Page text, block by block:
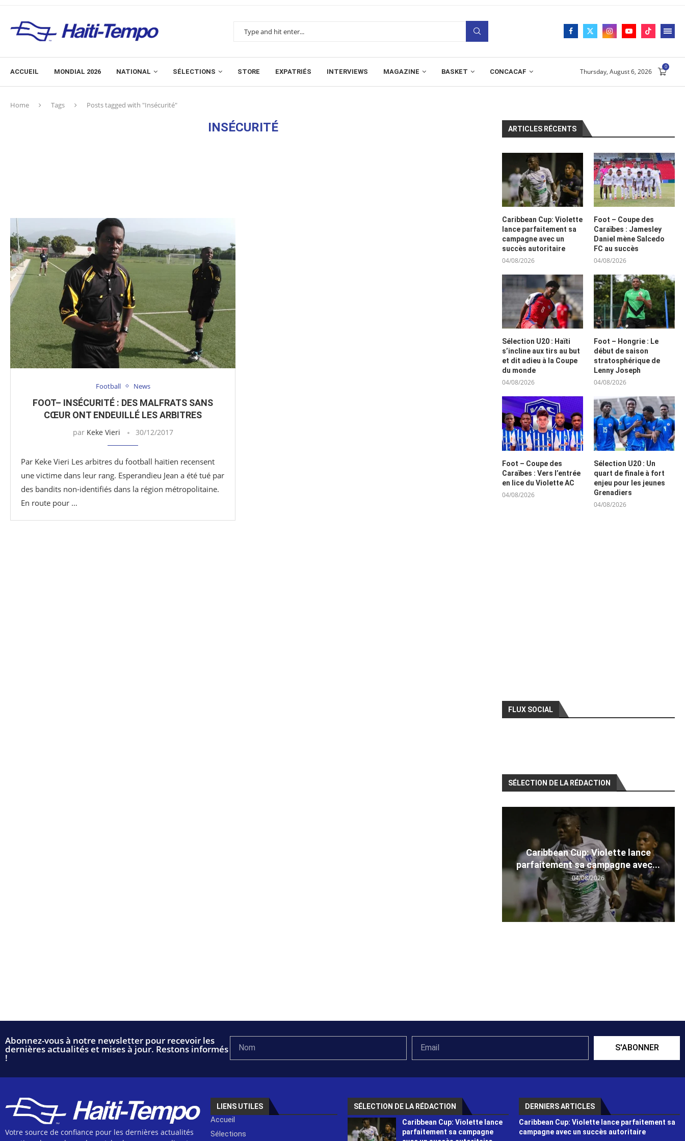
ACCUEIL MONDIAL 2026 NATIONAL SÉLECTIONS STORE EXPATRIÉS INTERVIEWS MAGAZINE BASKET CONCACAF Thursday, August 6, 2026
0
Home Tags Posts tagged with "Insécurité"
INSÉCURITÉ
Football News
FOOT– INSÉCURITÉ : DES MALFRATS SANS
CŒUR ONT ENDEUILLÉ LES ARBITRES
par Keke Vieri 30/12/2017
Par Keke Vieri Les arbitres du football haïtien recensent
une victime dans leur rang. Esperandieu Jean a été tué par
des bandits non-identifiés dans la région métropolitaine.
En route pour …
ARTICLES RÉCENTS
Caribbean Cup: Violette
lance parfaitement sa
campagne avec un
succès autoritaire
04/08/2026
Foot – Coupe des
Caraïbes : Jamesley
Daniel mène Salcedo
FC au succès
04/08/2026
Sélection U20 : Haïti
s’incline aux tirs au but
et dit adieu à la Coupe
du monde
04/08/2026
Foot – Hongrie : Le
début de saison
stratosphérique de
Lenny Joseph
04/08/2026
Foot – Coupe des
Caraïbes : Vers l’entrée
en lice du Violette AC
04/08/2026
Sélection U20 : Un
quart de finale à fort
enjeu pour les jeunes
Grenadiers
04/08/2026
FLUX SOCIAL
SÉLECTION DE LA RÉDACTION
Caribbean Cup: Violette lance
parfaitement sa campagne avec...
04/08/2026
Abonnez-vous à notre newsletter pour recevoir les
dernières actualités et mises à jour. Restons informés
!
S'ABONNER
Votre source de confiance pour les dernières actualités
LIENS UTILES
Accueil
Sélections
SÉLECTION DE LA RÉDACTION
Caribbean Cup: Violette lance
parfaitement sa campagne
DERNIERS ARTICLES
Caribbean Cup: Violette lance parfaitement sa
campagne avec un succès autoritaire